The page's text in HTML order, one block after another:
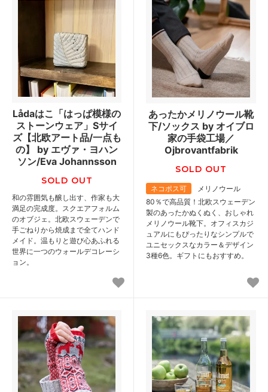
Lådaはこ「はっぱ模様の
ストーンウェア」Sサイ
ズ【北欧アート品/一点も
の】 by エヴァ・ヨハン
ソン/Eva Johannsson
SOLD OUT
和の雰囲気も醸し出す、作家も大
満足の完成度。スクエアフォルム
のオブジェ。北欧スウェーデンで
手ごねりから焼成まで全てハンド
メイド。温もりと遊び心あふれる
世界に一つのウォールデコレーシ
ョン。
あったかメリノウール靴
下/ソックス by オイブロ
家の手袋工場／
Ojbrovantfabrik
SOLD OUT
ネコポス可
メリノウール
80％で高品質！北欧スウェーデン
製のあったかぬくぬく、おしゃれ
メリノウール靴下。オフィスカジ
ュアルにもぴったりなシンプルで
ユニセックスなカラー＆デザイン
3種6色。ギフトにもおすすめ。